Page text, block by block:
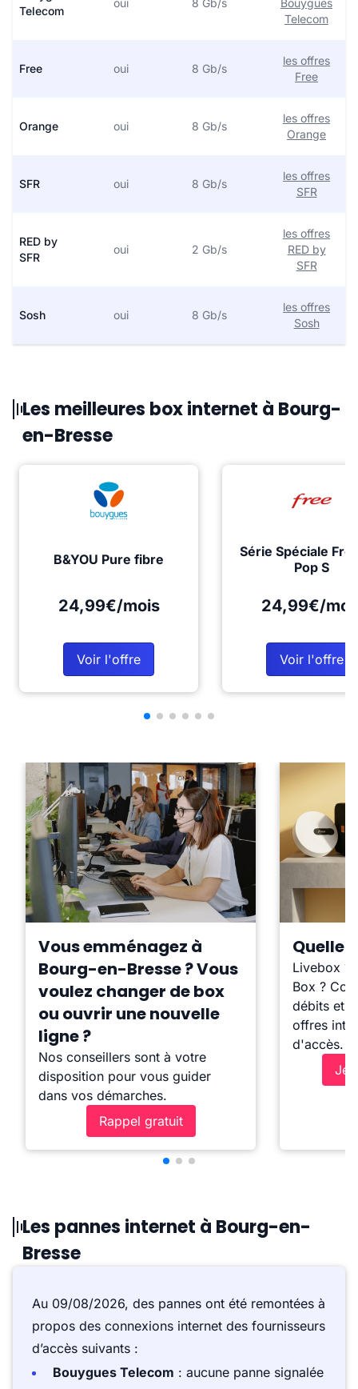
Telecom
oui 8 Gb/s
Bouygues
Telecom
Free oui 8 Gb/s
les offres
Free
Orange oui 8 Gb/s
les offres
Orange
SFR oui 8 Gb/s
les offres
SFR
RED by
SFR
oui 2 Gb/s
les offres
RED by
SFR
Sosh oui 8 Gb/s
les offres
Sosh
Les meilleures box internet à Bourg-
en-Bresse
B&YOU Pure fibre
24,99€/mois
Voir l'offre
Série Spéciale
Pop S
24,99€/
Voir l'offre
Vous emménagez à
Bourg-en-Bresse ? Vous
voulez changer de box
ou ouvrir une nouvelle
ligne ?
Nos conseillers sont à votre
disposition pour vous guider
dans vos démarches.
Rappel gratuit
Quelle
Livebox ?
Box ?
débits et
offres
d'accès.
Je
Les pannes internet à Bourg-en-
Bresse
Au 09/08/2026, des pannes ont été remontées à
propos des connexions internet des fournisseurs
d’accès suivants :
Bouygues Telecom : aucune panne signalée